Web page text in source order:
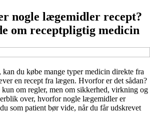
nogle lægemidler recept?
om receptpligtig medicin
kan du købe mange typer medicin direkte fra
en recept fra lægen. Hvorfor er det sådan?
om regler, men om sikkerhed, virkning og
over, hvorfor nogle lægemidler er
som patient bør vide, når du får udskrevet